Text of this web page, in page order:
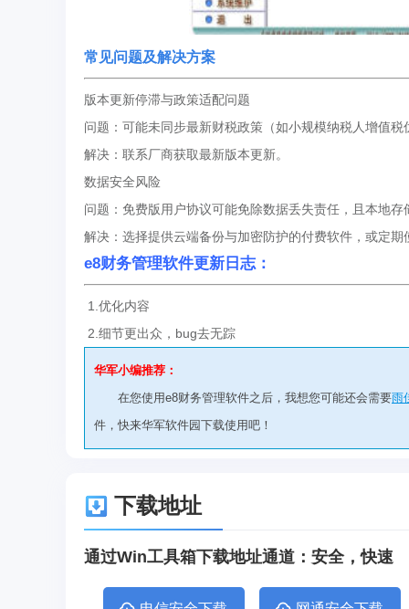
常见问题及解决方案
版本更新停滞与政策适配问题
问题：可能未同步最新财税政策（如小规模纳税人增值
解决：联系厂商获取最新版本更新。
数据安全风险
问题：免费版用户协议可能免除数据丢失责任，且本地存
解决：选择提供云端备份与加密防护的付费软件，或定
e8财务管理软件更新日志：
1.优化内容
2.细节更出众，bug去无踪
华军小编推荐：
在您使用e8财务管理软件之后，我想您可能还会需要雨
件，快来华军软件园下载使用吧！
下载地址
通过Win工具箱下载地址通道：安全，快速